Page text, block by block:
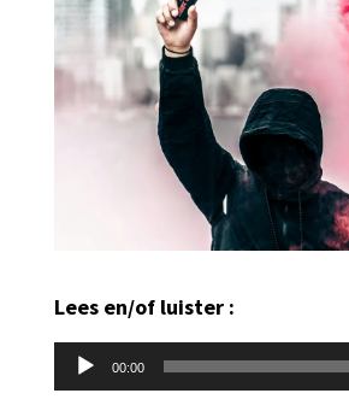
Lees en/of luister :
Audiospeler
00:00